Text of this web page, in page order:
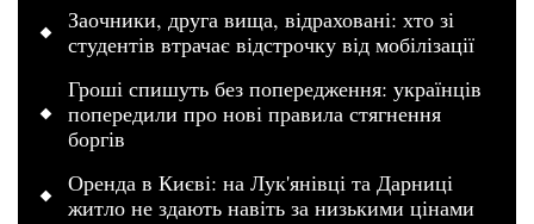
Заочники, друга вища, відраховані: хто зі
студентів втрачає відстрочку від мобілізації
Гроші спишуть без попередження: українців
попередили про нові правила стягнення
боргів
Оренда в Києві: на Лук'янівці та Дарниці
житло не здають навіть за низькими цінами